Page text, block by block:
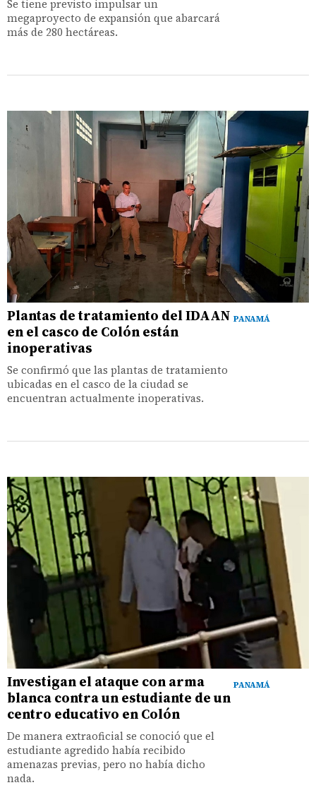
Se tiene previsto impulsar un
megaproyecto de expansión que abarcará
más de 280 hectáreas.
PANAMÁ
Plantas de tratamiento del IDAAN
en el casco de Colón están
inoperativas
Se confirmó que las plantas de tratamiento
ubicadas en el casco de la ciudad se
encuentran actualmente inoperativas.
PANAMÁ
Investigan el ataque con arma
blanca contra un estudiante de un
centro educativo en Colón
De manera extraoficial se conoció que el
estudiante agredido había recibido
amenazas previas, pero no había dicho
nada.